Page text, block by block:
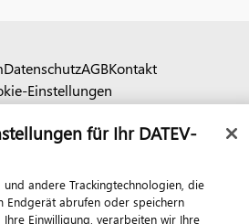
DatenschutzAGBKontakt
Einstellungen
für Ihr DATEV-
andere Trackingtechnologien, die
Endgerät abrufen oder speichern
Ihre Einwilligung, verarbeiten wir Ihre